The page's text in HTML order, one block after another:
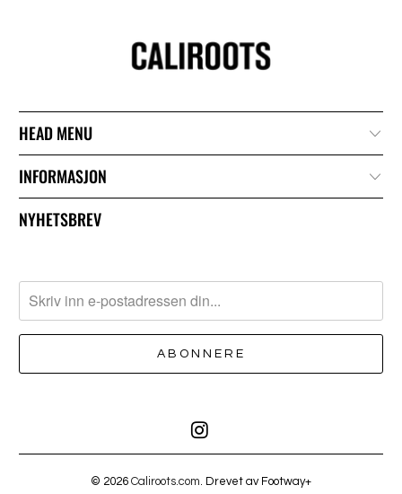
HEAD MENU
INFORMASJON
NYHETSBREV
© 2026 Caliroots.com. Drevet av Footway+